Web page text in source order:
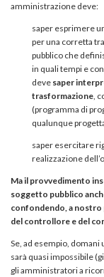
amministrazione deve:
saper esprimere
per una corretta
pubblico che
in quali tempi e
deve saper
trasformazione,
(programma di
qualunque
saper esercitare
realizzazione
Ma il provvedimento
soggetto pubblico
confondendo, a
del controllore e del
Se, ad esempio,
sarà quasi impossibile
gli amministratori a